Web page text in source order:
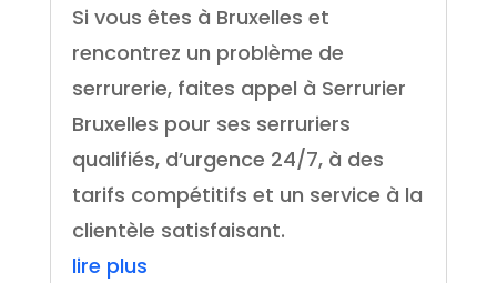
Si vous êtes à Bruxelles et
rencontrez un problème de
serrurerie, faites appel à Serrurier
Bruxelles pour ses serruriers
qualifiés, d’urgence 24/7, à des
tarifs compétitifs et un service à la
clientèle satisfaisant.
lire plus